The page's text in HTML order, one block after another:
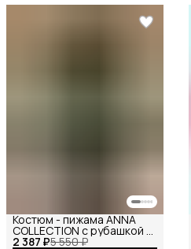
2 387 ₽5 550 ₽
Костюм - пижама ANNA
COLLECTION с рубашкой и
шортами на резинке, из